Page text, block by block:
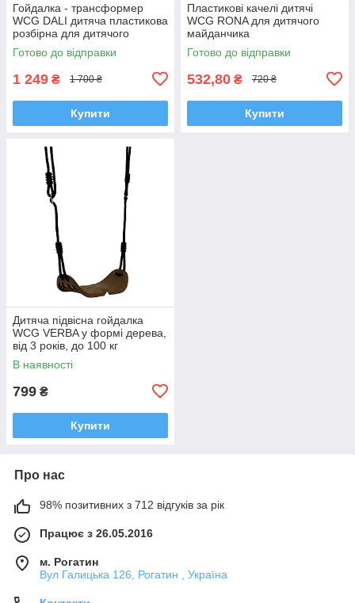
Гойдалка - трансформер
WCG DALI дитяча пластикова
розбірна для дитячого
майданчика
Готово до відправки
1 249 ₴ 1 700 ₴
Купити
Пластикові качелі дитячі
WCG RONA для дитячого
майданчика
Готово до відправки
532,80 ₴ 720 ₴
Купити
Дитяча підвісна гойдалка
WCG VERBA у формі дерева,
від 3 років, до 100 кг
В наявності
799 ₴
Купити
Про нас
98% позитивних з 712 відгуків за рік
Працює з 26.05.2016
м. Рогатин
Вул Галицька 126, Рогатин , Україна